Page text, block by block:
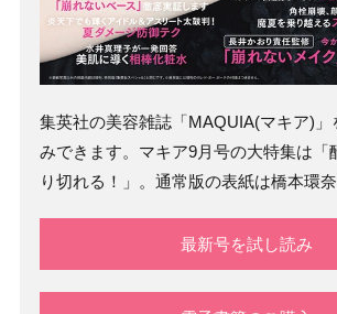
集英社の美容雑誌「MAQUIA(マキア)」
みできます。マキア9月号の大特集は「
り切れる！」。通常版の表紙は橋本環奈
最新号を試し読み